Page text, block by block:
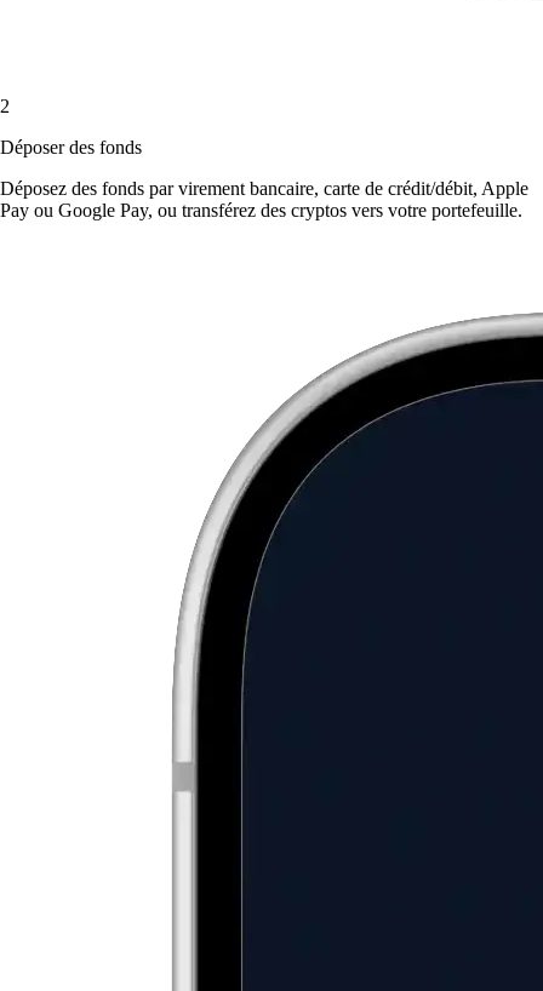
2
Déposer des fonds
Déposez des fonds par virement bancaire, carte de crédit/débit, Apple
Pay ou Google Pay, ou transférez des cryptos vers votre portefeuille.